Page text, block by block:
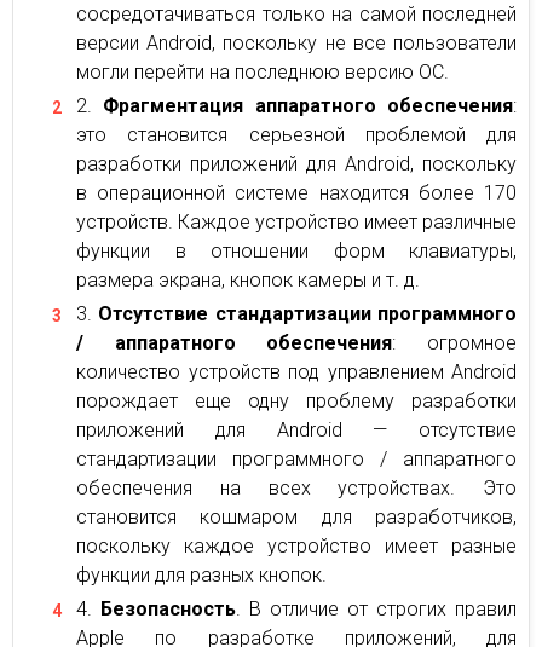
сосредотачиваться только на самой последней
версии Android, поскольку не все пользователи
могли перейти на последнюю версию ОС.
Фрагментация аппаратного обеспечения:
это становится серьезной проблемой для
разработки приложений для Android, поскольку
в операционной системе находится более 170
устройств. Каждое устройство имеет различные
функции в отношении форм клавиатуры,
размера экрана, кнопок камеры и т. д.
Отсутствие стандартизации программного
/ аппаратного обеспечения: огромное
количество устройств под управлением Android
порождает еще одну проблему разработки
приложений для Android — отсутствие
стандартизации программного / аппаратного
обеспечения на всех устройствах. Это
становится кошмаром для разработчиков,
поскольку каждое устройство имеет разные
функции для разных кнопок.
Безопасность . В отличие от строгих правил
Apple по разработке приложений, для